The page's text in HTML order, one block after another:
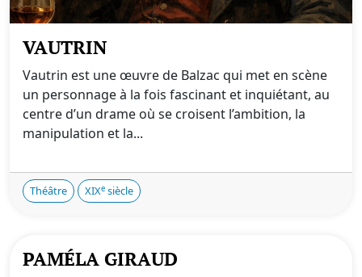
VAUTRIN
Vautrin est une œuvre de Balzac qui met en scène
un personnage à la fois fascinant et inquiétant, au
centre d’un drame où se croisent l’ambition, la
manipulation et la...
Théâtre XIXe siècle
PAMÉLA GIRAUD